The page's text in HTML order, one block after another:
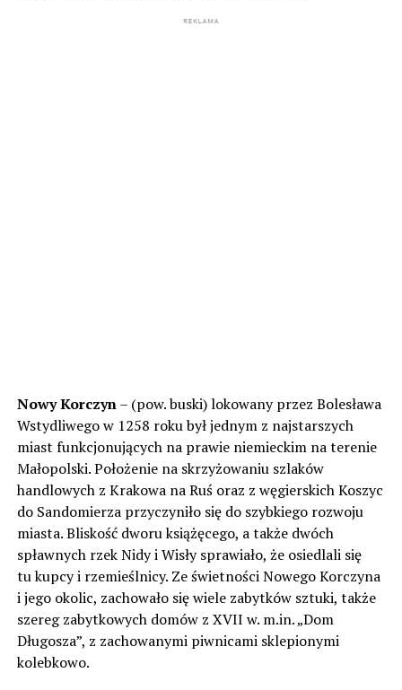
Nowy Korczyn– (pow. buski) lokowany przez Bolesława
Wstydliwego w 1258 roku był jednym z najstarszych
miast funkcjonujących na prawie niemieckim na terenie
Małopolski. Położenie na skrzyżowaniu szlaków
handlowych z Krakowa na Ruś oraz z węgierskich Koszyc
do Sandomierza przyczyniło się do szybkiego rozwoju
miasta. Bliskość dworu książęcego, a także dwóch
spławnych rzek Nidy i Wisły sprawiało, że osiedlali się
tu kupcy i rzemieślnicy. Ze świetności Nowego Korczyna
i jego okolic, zachowało się wiele zabytków sztuki, także
szereg zabytkowych domów z XVII w. m.in. „Dom
Długosza”, z zachowanymi piwnicami sklepionymi
kolebkowo.